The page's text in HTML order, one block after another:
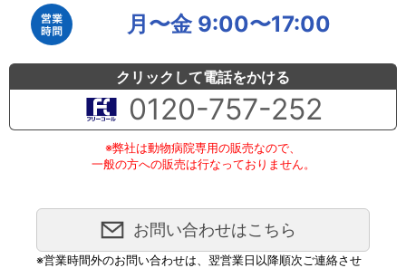
月〜金 9:00〜17:00
クリックして電話をかける
0120-757-252
※弊社は動物病院専用の販売なので、
一般の方への販売は行なっておりません。
お問い合わせはこちら
※営業時間外のお問い合わせは、翌営業日以降順次ご連絡させ